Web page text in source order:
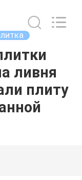
ливня
плиту